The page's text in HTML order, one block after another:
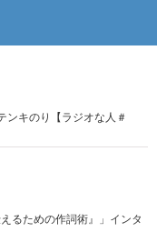
キのり【ラジオな人＃
るための作詞術』」インタ